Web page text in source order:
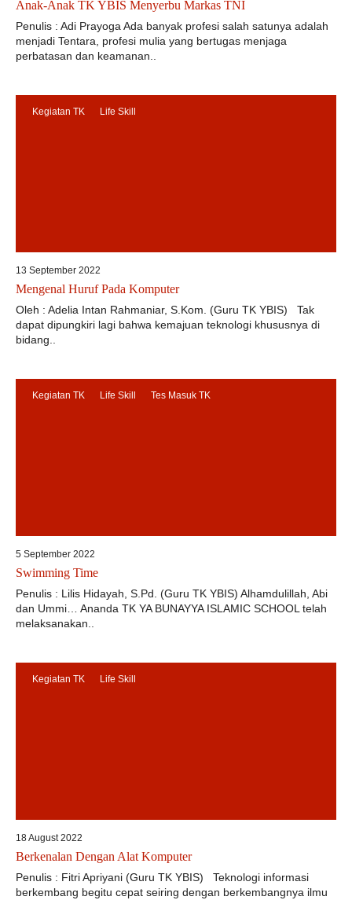
Anak-Anak TK YBIS Menyerbu Markas TNI
Penulis : Adi Prayoga Ada banyak profesi salah satunya adalah
menjadi Tentara, profesi mulia yang bertugas menjaga
perbatasan dan keamanan..
Kegiatan TK Life Skill
13 September 2022
Mengenal Huruf Pada Komputer
Oleh : Adelia Intan Rahmaniar, S.Kom. (Guru TK YBIS) Tak
dapat dipungkiri lagi bahwa kemajuan teknologi khususnya di
bidang..
Kegiatan TK Life Skill Tes Masuk TK
5 September 2022
Swimming Time
Penulis : Lilis Hidayah, S.Pd. (Guru TK YBIS) Alhamdulillah, Abi
dan Ummi… Ananda TK YA BUNAYYA ISLAMIC SCHOOL telah
melaksanakan..
Kegiatan TK Life Skill
18 August 2022
Berkenalan Dengan Alat Komputer
Penulis : Fitri Apriyani (Guru TK YBIS) Teknologi informasi
berkembang begitu cepat seiring dengan berkembangnya ilmu